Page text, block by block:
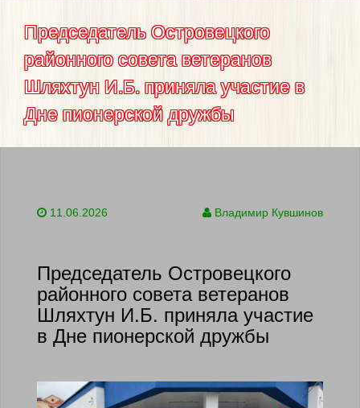
Председатель Островецкого
районного совета ветеранов
Шляхтун И.Б. приняла участие в
Дне пионерской дружбы
11.06.2026 Владимир Кувшинов
Председатель Островецкого
районного совета ветеранов
Шляхтун И.Б. приняла участие
в Дне пионерской дружбы